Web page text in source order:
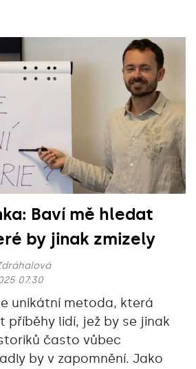
Baví mě hledat
by jinak zmizely
07:30
unikátní metoda, která
příběhy lidí, jež by se jinak
často vůbec
by v zapomnění. Jako